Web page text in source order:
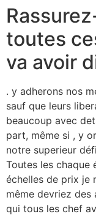
toutes
va avoir
. y adherons nos
sauf que leurs
beaucoup avec
part, même si , y
notre superieur
Toutes les chaque
échelles de prix je
même devriez des
qui tous les chef